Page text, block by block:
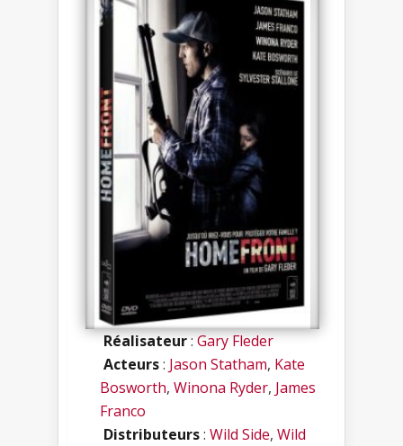
Réalisateur:Gary Fleder
Acteurs: Jason Statham, Kate
Bosworth, Winona Ryder, James
Franco
Distributeurs: Wild Side, Wild